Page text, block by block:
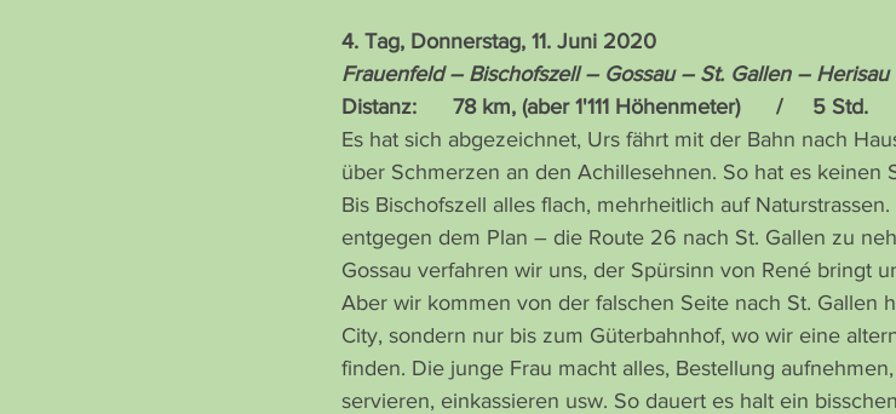
4. Tag, Donnerstag, 11. Juni 2020
Frauenfeld – Bischofszell – Gossau – St. Gallen –
Distanz:      78 km, (aber 1'111 Höhenmeter)      /     5 Std.
Es hat sich abgezeichnet, Urs fährt mit der Bahn nach
über Schmerzen an den Achillesehnen. So hat es keinen
Bis Bischofszell alles flach, mehrheitlich auf
entgegen dem Plan – die Route 26 nach St. Gallen zu
Gossau verfahren wir uns, der Spürsinn von René bringt
Aber wir kommen von der falschen Seite nach St. Gallen
City, sondern nur bis zum Güterbahnhof, wo wir eine
finden. Die junge Frau macht alles, Bestellung
servieren, einkassieren usw. So dauert es halt ein